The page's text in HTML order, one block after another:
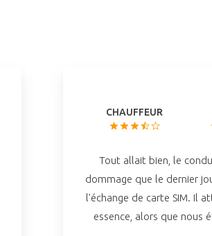
CHAUFFEUR
Tout allait bien, le
dommage que le dernier
l'échange de carte SIM. Il
essence, alors que nous